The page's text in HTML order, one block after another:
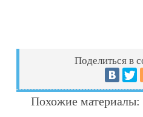
Поделиться в
Похожие материалы: